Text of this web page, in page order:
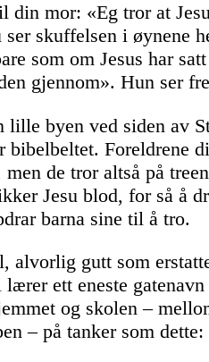
mor: «Eg tror at
skuffelsen i øynene
som om Jesus har
gjennom». Hun ser
lille byen ved siden av
bibelbeltet. Foreldrene
men de tror altså på
Jesu blod, for så å
barna sine til å tro.
alvorlig gutt som
ett eneste
og skolen –
– på tanker som dette: